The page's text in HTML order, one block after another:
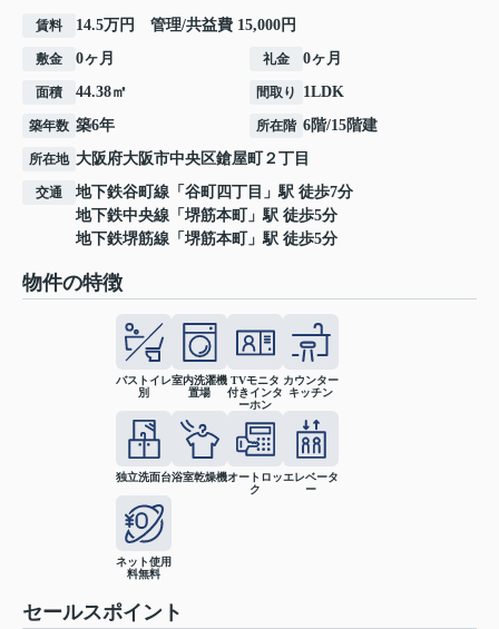
賃料 14.5万円 管理/共益費 15,000円
敷金 0ヶ月 礼金 0ヶ月
面積 44.38㎡ 間取り 1LDK
築年数 築6年 所在階 6階/15階建
所在地 大阪府大阪市中央区鎗屋町 ２丁目
交通 地下鉄谷町線 「 谷町四丁目 」駅 徒歩7分
地下鉄中央線 「 堺筋本町
」駅 徒歩5分
地下鉄堺筋線 「 堺筋本町 」駅 徒歩5分
物件の特徴
バストイレ
別
室内洗濯機
置場
TVモニタ
付きインタ
ーホン
カウンター
キッチン
独立洗面台浴室乾燥機オートロッ
ク
エレベータ
ー
ネット使用
料無料
セールスポイント